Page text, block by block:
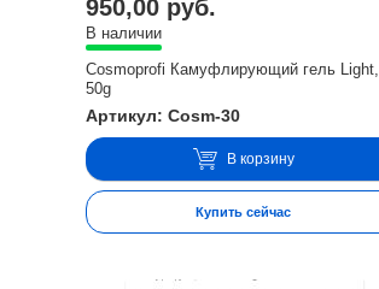
950,00 руб.
В наличии
Cosmoprofi Камуфлирующий гель Light,
50g
Артикул: Cosm-30
В корзину
Купить сейчас